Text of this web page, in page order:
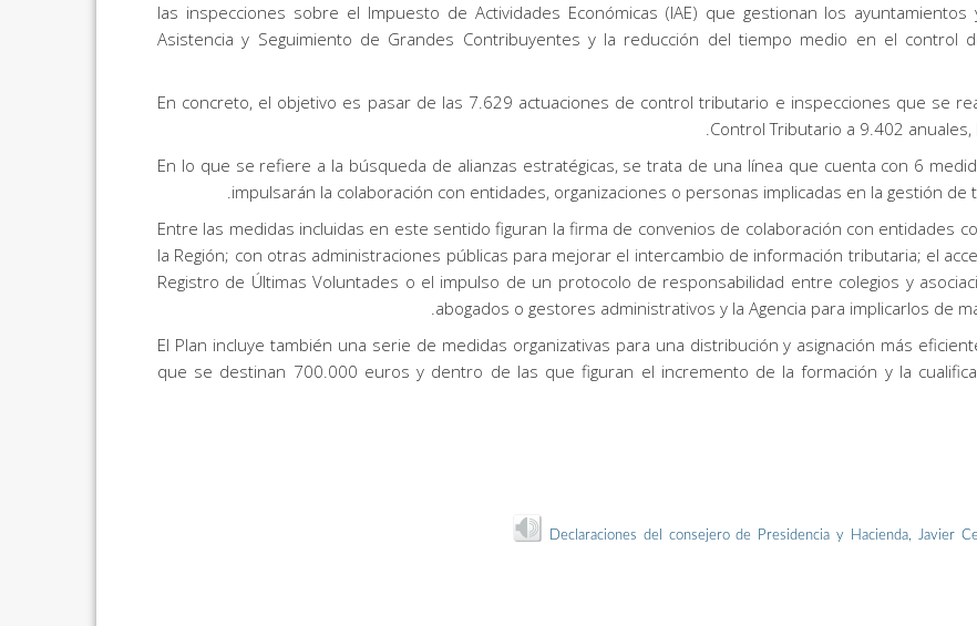
las inspecciones sobre el Impuesto de Actividades Económicas (IAE) que gestionan los
Asistencia y Seguimiento de Grandes Contribuyentes y la reducción del tiempo medio en el control
En concreto, el objetivo es pasar de las 7.629 actuaciones de control tributario e inspecciones que se
Control Tributario a 9.402
En lo que se refiere a la búsqueda de alianzas estratégicas, se trata de una línea que cuenta con 6
impulsarán la colaboración con entidades, organizaciones o personas implicadas en la gestión
Entre las medidas incluidas en este sentido figuran la firma de convenios de colaboración con entidades
la Región; con otras administraciones públicas para mejorar el intercambio de información tributaria; el
Registro de Últimas Voluntades o el impulso de un protocolo de responsabilidad entre colegios y
abogados o gestores administrativos y la Agencia para implicarlos de
El Plan incluye también una serie de medidas organizativas para una distribución y asignación más
que se destinan 700.000 euros y dentro de las que figuran el incremento de la formación y la
Declaraciones del consejero de Presidencia y Hacienda, Javier